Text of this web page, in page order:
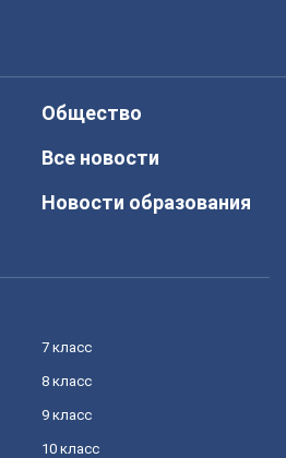
Общество
Все новости
Новости образования
7 класс
8 класс
9 класс
10 класс